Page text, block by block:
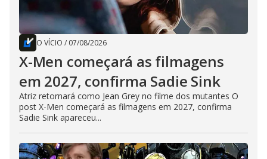
O VÍCIO / 07/08/2026
X-Men começará as filmagens
em 2027, confirma Sadie Sink
Atriz retornará como Jean Grey no filme dos mutantes O
post X-Men começará as filmagens em 2027, confirma
Sadie Sink apareceu...